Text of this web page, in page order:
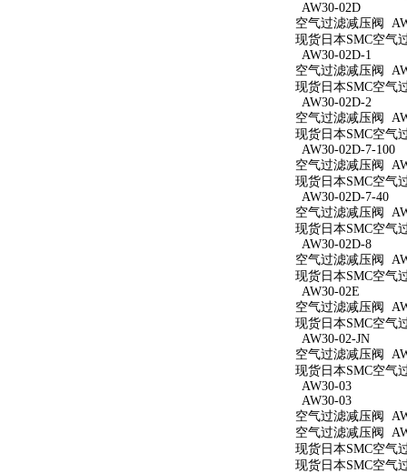
AW30-02D
空气过滤减压阀
现货日本SMC空气
AW30-02D-1
空气过滤减压阀
现货日本SMC空气
AW30-02D-2
空气过滤减压阀
现货日本SMC空气
AW30-02D-7-100
空气过滤减压阀
现货日本SMC空气
AW30-02D-7-40
空气过滤减压阀
现货日本SMC空气
AW30-02D-8
空气过滤减压阀
现货日本SMC空气
AW30-02E
空气过滤减压阀
现货日本SMC空气
AW30-02-JN
空气过滤减压阀
现货日本SMC空气
AW30-03
AW30-03
空气过滤减压阀
空气过滤减压阀
现货日本SMC空气
现货日本SMC空气